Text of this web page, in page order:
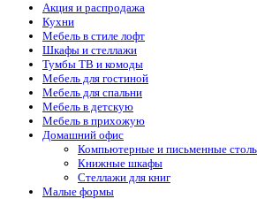
Акция и распродажа
Кухни
Мебель в стиле лофт
Шкафы и стеллажи
Тумбы ТВ и комоды
Мебель для гостиной
Мебель для спальни
Мебель в детскую
Мебель в прихожую
Домашний офис
Компьютерные и письменные
Книжные шкафы
Стеллажи для книг
Малые формы